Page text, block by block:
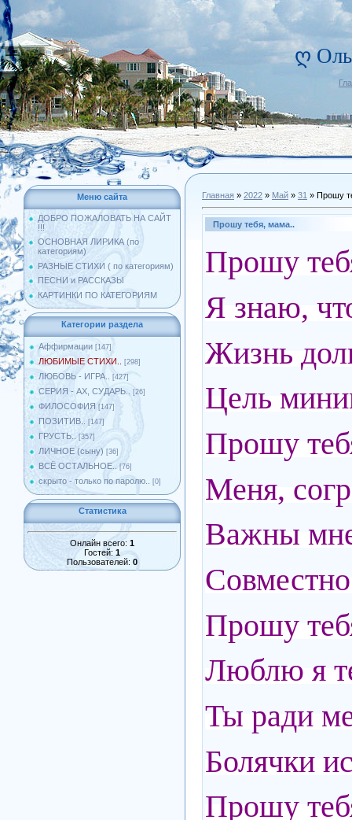
ღ
Меню сайта
ДОБРО ПОЖАЛОВАТЬ НА САЙТ
!!!
ОСНОВНАЯ ЛИРИКА (по
категориям)
РАЗНЫЕ СТИХИ ( по категориям)
ПЕСНИ и РАССКАЗЫ
КАРТИНКИ ПО КАТЕГОРИЯМ
Категории раздела
Аффирмации [147]
ЛЮБИМЫЕ СТИХИ.. [298]
ЛЮБОВЬ - ИГРА.. [427]
СЕРИЯ - АХ, СУДАРЬ.. [26]
ФИЛОСОФИЯ [147]
ПОЗИТИВ.. [147]
ГРУСТЬ.. [357]
ЛИЧНОЕ (сыну) [36]
ВСЁ ОСТАЛЬНОЕ.. [76]
скрыто - только по паролю.. [0]
Статистика
Онлайн всего: 1
Гостей: 1
Пользователей: 0
Главная » 2022 » Май » 31 » Прошу
Прошу тебя, мама..
Прошу
Я знаю,
Жизнь
Цель
Прошу
Меня,
Важны
Прошу
Люблю я
Ты ради
Болячки
Прошу